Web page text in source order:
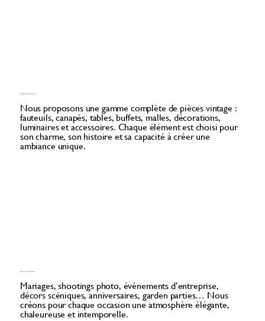
Nous proposons une gamme complète de pièces vintage :
fauteuils, canapés, tables, buffets, malles, décorations,
luminaires et accessoires. Chaque élément est choisi pour
son charme, son histoire et sa capacité à créer une
ambiance unique.
Pour tous vos événements
Mariages, shootings photo, événements d’entreprise,
décors scéniques, anniversaires, garden parties… Nous
créons pour chaque occasion une atmosphère élégante,
chaleureuse et intemporelle.